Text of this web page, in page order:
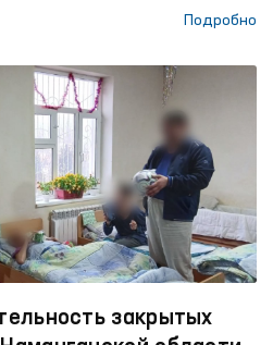
для лиц, подвергнутыхПодробно
закрытых